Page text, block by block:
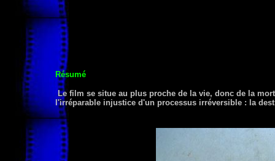
Résumé
Le film se situe au plus proche de la vie, donc de la
l'irréparable injustice d'un processus irréversible : la